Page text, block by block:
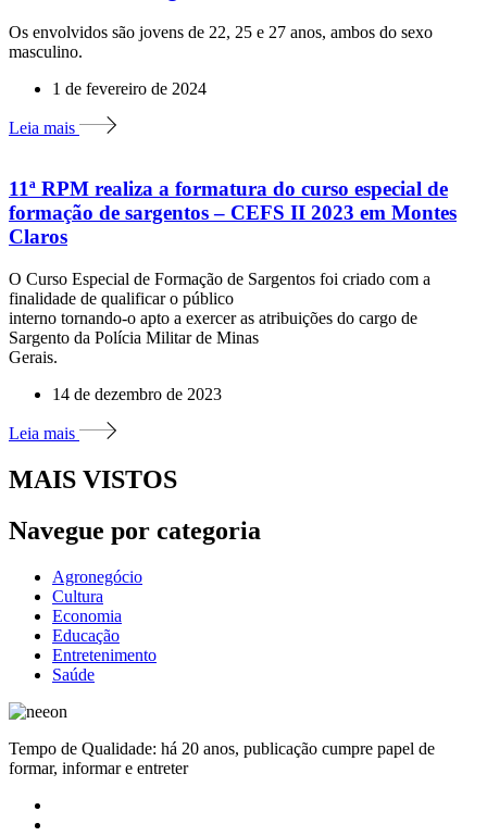
Os envolvidos são jovens de 22, 25 e 27 anos, ambos do sexo
masculino.
1 de fevereiro de 2024
Leia mais
11ª RPM realiza a formatura do curso especial de
formação de sargentos – CEFS II 2023 em Montes
Claros
O Curso Especial de Formação de Sargentos foi criado com a
finalidade de qualificar o público
interno tornando-o apto a exercer as atribuições do cargo de
Sargento da Polícia Militar de Minas
Gerais.
14 de dezembro de 2023
Leia mais
MAIS VISTOS
Navegue por categoria
Agronegócio
Cultura
Economia
Educação
Entretenimento
Saúde
Tempo de Qualidade: há 20 anos, publicação cumpre papel de
formar, informar e entreter